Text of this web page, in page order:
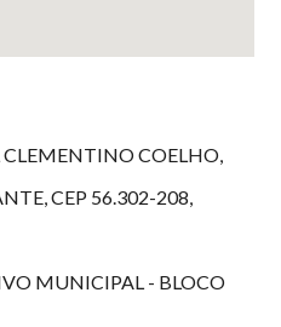
CLEMENTINO COELHO,
, CEP 56.302-208,
MUNICIPAL - BLOCO